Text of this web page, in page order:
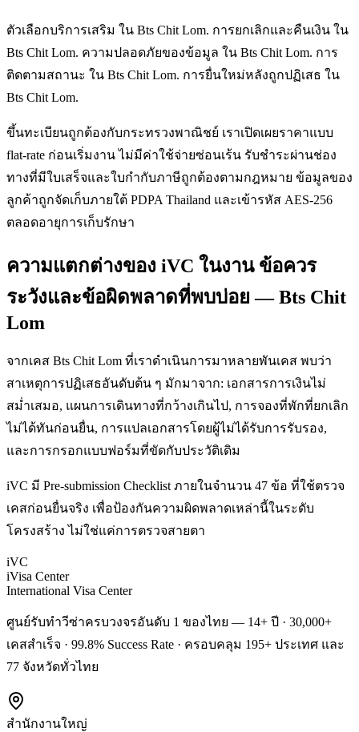
ตัวเลือกบริการเสริม ใน Bts Chit Lom. การยกเลิกและคืนเงิน ใน
Bts Chit Lom. ความปลอดภัยของข้อมูล ใน Bts Chit Lom. การ
ติดตามสถานะ ใน Bts Chit Lom. การยื่นใหม่หลังถูกปฏิเสธ ใน
Bts Chit Lom.
ขึ้นทะเบียนถูกต้องกับกระทรวงพาณิชย์ เราเปิดเผยราคาแบบ
flat-rate ก่อนเริ่มงาน ไม่มีค่าใช้จ่ายซ่อนเร้น รับชำระผ่านช่อง
ทางที่มีใบเสร็จและใบกำกับภาษีถูกต้องตามกฎหมาย ข้อมูลของ
ลูกค้าถูกจัดเก็บภายใต้ PDPA Thailand และเข้ารหัส AES-256
ตลอดอายุการเก็บรักษา
ความแตกต่างของ iVC ในงาน ข้อควร
ระวังและข้อผิดพลาดที่พบบ่อย — Bts Chit
Lom
จากเคส Bts Chit Lom ที่เราดำเนินการมาหลายพันเคส พบว่า
สาเหตุการปฏิเสธอันดับต้น ๆ มักมาจาก: เอกสารการเงินไม่
สม่ำเสมอ, แผนการเดินทางที่กว้างเกินไป, การจองที่พักที่ยกเลิก
ไม่ได้ทันก่อนยื่น, การแปลเอกสารโดยผู้ไม่ได้รับการรับรอง,
และการกรอกแบบฟอร์มที่ขัดกับประวัติเดิม
iVC มี Pre-submission Checklist ภายในจำนวน 47 ข้อ ที่ใช้ตรวจ
เคสก่อนยื่นจริง เพื่อป้องกันความผิดพลาดเหล่านี้ในระดับ
โครงสร้าง ไม่ใช่แค่การตรวจสายตา
iVC
iVisa Center
International Visa Center
ศูนย์รับทำวีซ่าครบวงจรอันดับ 1 ของไทย — 14+ ปี · 30,000+
เคสสำเร็จ · 99.8% Success Rate · ครอบคลุม 195+ ประเทศ และ
77 จังหวัดทั่วไทย
สำนักงานใหญ่